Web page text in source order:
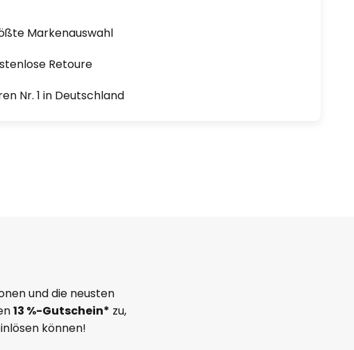
Markenauswahl
Retoure
Nr. 1 in Deutschland
und die neusten
13 %-Gutschein* zu,
können!